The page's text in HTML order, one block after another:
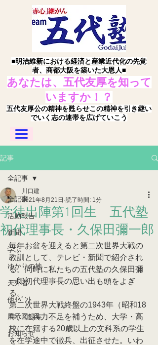
■明治維新における経済と産業近代化の先覚
者、商都大阪を築いた大恩人■
あなたは、五代友厚を知って
いますか！？
五代友厚公の精神を甦らせこの精神を引き継い
でいく志の連帯を広げていこう
記事
全記事
活動報告
新聞
学ぶ
ゆかりの地
天外者
他ｲﾍﾞﾝﾄ
展示図録集
お知らせ
全記事
学徒出陣第1回生 五代塾
初代理事長・久保田彌一郎
川口建
2021年8月21日 読了時間: 1分
毎年お盆を迎えると第二次世界大戦の
教訓として、テレビ・新聞で紹介され
る。同時に私たちの五代塾の久保田彌
一郎初代理事長の思い出も頭をよぎ
る。
第二次世界大戦終盤の1943年（昭和18
年）に兵力不足を補うため、大学・高
校に在籍する20歳以上の文科系の学生
を在学途中で徴兵、出征させた。いわ